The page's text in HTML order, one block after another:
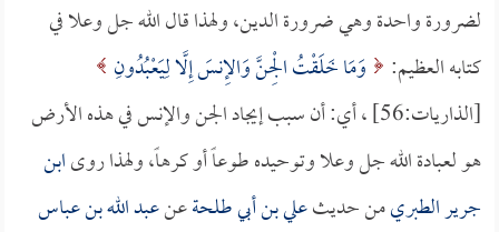
لضرورة واحدة وهي ضرورة الدين، ولهذا قال الله جل وعلا في
كتابه العظيم:
وَمَا خَلَقْتُ الْجِنَّ وَالإِنسَ إِلَّا لِيَعْبُدُونِ
[الذاريات:56] ، أي: أن سبب إيجاد الجن والإنس في هذه الأرض
هو لعبادة الله جل وعلا وتوحيده طوعاً أو كرهاً، ولهذا روىابن
جرير الطبريمن حديثعلي بن أبي طلحةعنعبد الله بن عباس